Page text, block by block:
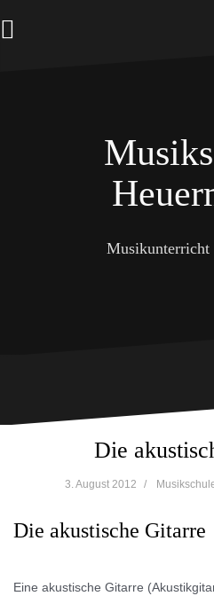
Inhalt
Musikunterricht
Die
3. August 2012
Die akustische Gitarre
Eine akustische Gitarre